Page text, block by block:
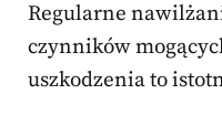
Regularne
czynników
uszkodzenia to